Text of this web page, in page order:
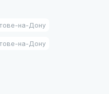
на-Дону
на-Дону